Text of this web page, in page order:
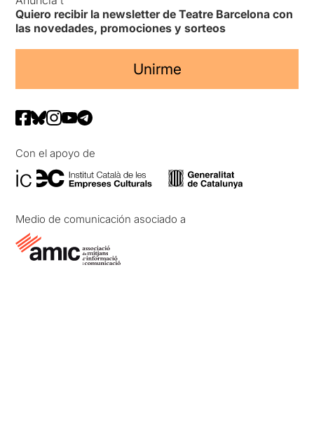
Quiero recibir la newsletter de Teatre Barcelona con
las novedades, promociones y sorteos
Unirme
Con el apoyo de
Medio de comunicación asociado a